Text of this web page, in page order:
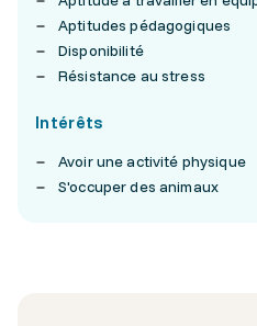
Aptitudes pédagogiques
Disponibilité
Résistance au stress
Intérêts
Avoir une activité physique
S'occuper des animaux